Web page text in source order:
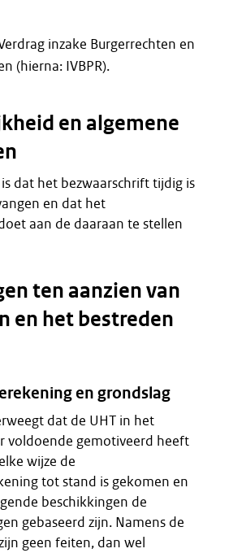
inzake Burgerrechten en
(hierna: IVBPR).
en algemene
dat het bezwaarschrift tijdig is
en dat het
aan de daaraan te stellen
ten aanzien van
en het bestreden
en grondslag
dat de UHT in het
voldoende gemotiveerd heeft
wijze de
tot stand is gekomen en
beschikkingen de
gebaseerd zijn. Namens de
geen feiten, dan wel